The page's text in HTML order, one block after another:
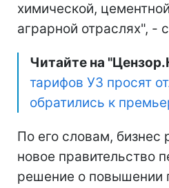
химической,
аграрной отраслях", -
Читайте на
тарифов УЗ просят
обратились к
По его словам, бизнес
новое правительство
решение о повышении